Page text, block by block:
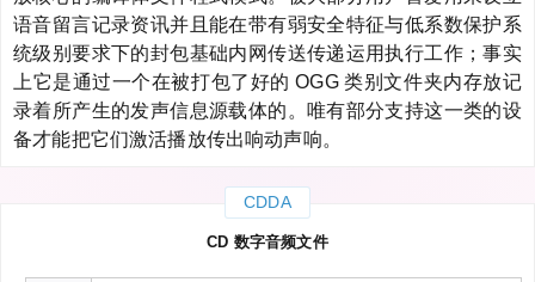
语音留言记录资讯并且能在带有弱安全特征与低系数保护系
统级别要求下的封包基础内网传送传递运用执行工作；事实
上它是通过一个在被打包了好的 OGG 类别文件夹内存放记
录着所产生的发声信息源载体的。唯有部分支持这一类的设
备才能把它们激活播放传出响动声响。
CDDA
CD 数字音频文件